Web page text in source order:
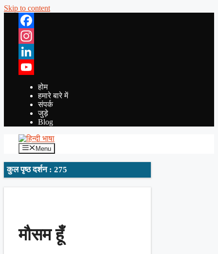
Skip to content
Facebook
Instagram
LinkedIn
YouTube
होम
हमारे बारे में
संपर्क
जुड़े
Blog
Menu
कुल पृष्ठ दर्शन : 275
मौसम हूँ